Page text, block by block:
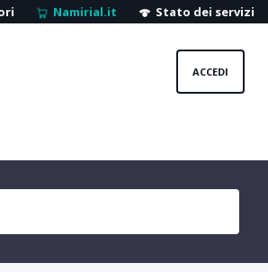
Namirial.it Stato dei servizi
ACCEDI